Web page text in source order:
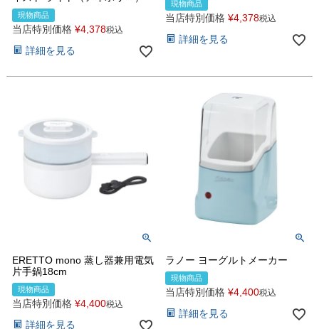
現物商品
当店特別価格 ¥4,378税込
詳細を見る
現物商品
当店特別価格 ¥4,378税込
詳細を見る
ERETTO mono 蒸し器兼用電気
片手鍋18cm
現物商品
当店特別価格 ¥4,400税込
詳細を見る
ラノー ヨーグルトメーカー
現物商品
当店特別価格 ¥4,400税込
詳細を見る